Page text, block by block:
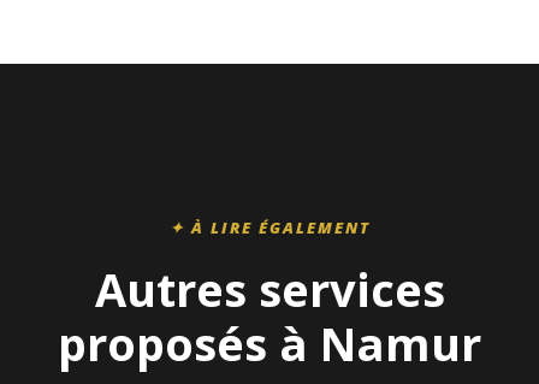
✦ À LIRE ÉGALEMENT
Autres services
proposés à Namur